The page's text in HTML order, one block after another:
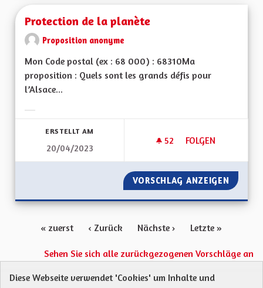
Protection de la planète
Proposition anonyme
Mon Code postal (ex : 68 000) : 68310Ma
proposition : Quels sont les grands défis pour
l’Alsace...
ERSTELLT AM
20/04/2023
52 52 FOLLOWER
FOLGEN
PROTECTION DE
VORSCHLAG ANZEIGEN
« zuerst ‹ Zurück Nächste › Letzte »
Sehen Sie sich alle zurückgezogenen Vorschläge an
Diese Webseite verwendet 'Cookies' um Inhalte und